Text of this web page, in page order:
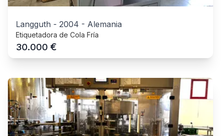
Langguth - 2004 - Alemania
Etiquetadora de Cola Fría
30.000 €